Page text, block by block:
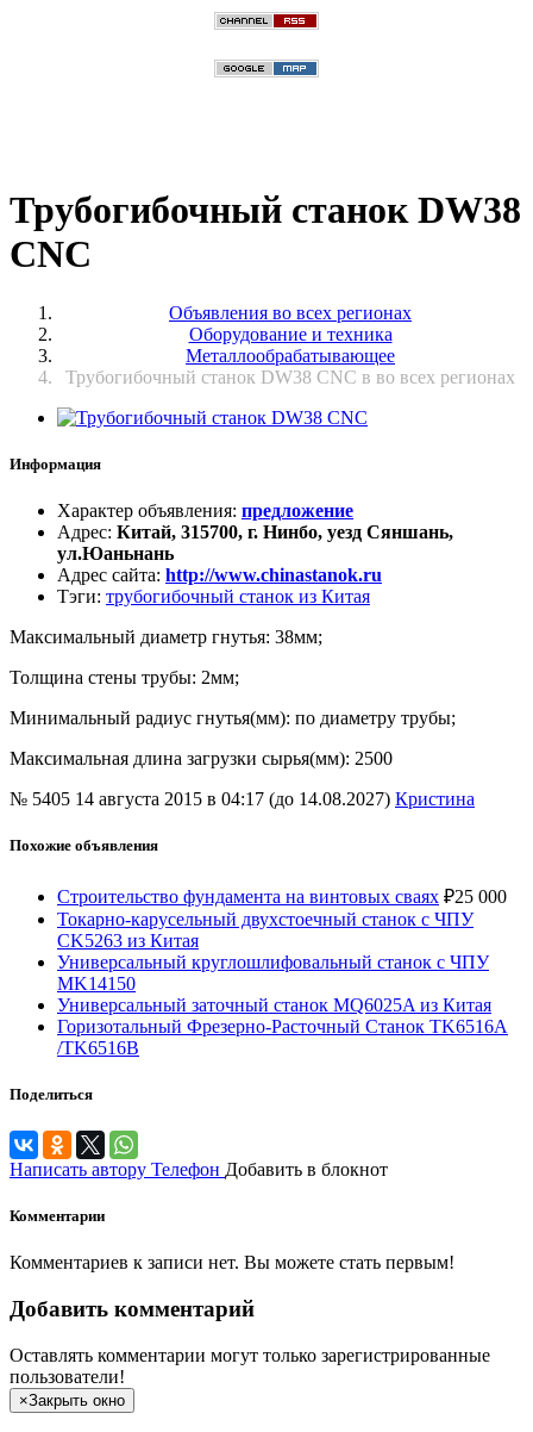
Трубогибочный станок DW38
CNC
Объявления во всех регионах
Оборудование и техника
Металлообрабатывающее
Трубогибочный станок DW38 CNC в во всех регионах
Информация
Характер объявления: предложение
Адрес: Китай, 315700, г. Нинбо, уезд Сяншань,
ул.Юаньнань
Адрес сайта: http://www.chinastanok.ru
Тэги: трубогибочный станок из Китая
Максимальный диаметр гнутья: 38мм;
Толщина стены трубы: 2мм;
Минимальный радиус гнутья(мм): по диаметру трубы;
Максимальная длина загрузки сырья(мм): 2500
№ 5405 14 августа 2015 в 04:17 (до 14.08.2027) Кристина
Похожие объявления
Строительство фундамента на винтовых сваях ₽25 000
Токарно-карусельный двухстоечный станок с ЧПУ
CK5263 из Китая
Универсальный круглошлифовальный станок с ЧПУ
MK14150
Универсальный заточный станок MQ6025A из Китая
Горизотальный Фрезерно-Расточный Станок TK6516A
/TK6516B
Поделиться
Написать автору Телефон Добавить в блокнот
Комментарии
Комментариев к записи нет. Вы можете стать первым!
Добавить комментарий
Оставлять комментарии могут только зарегистрированные
пользователи!
×Закрыть окно